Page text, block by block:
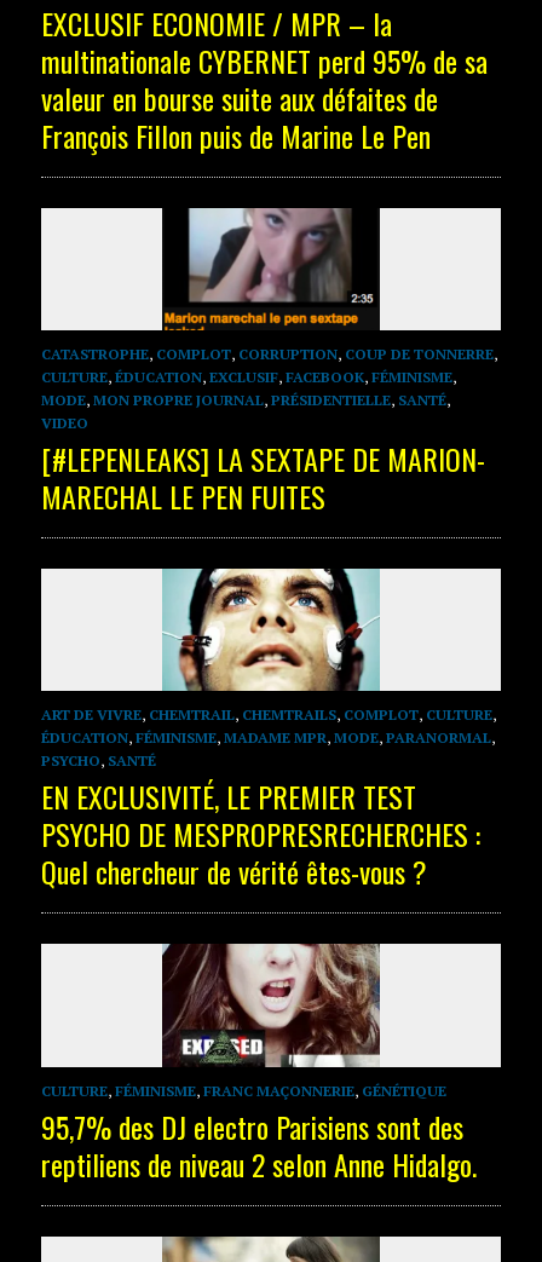
EXCLUSIF ECONOMIE / MPR – la
multinationale CYBERNET perd 95% de sa
valeur en bourse suite aux défaites de
François Fillon puis de Marine Le Pen
CATASTROPHE, COMPLOT, CORRUPTION, COUP DE TONNERRE,
CULTURE, ÉDUCATION, EXCLUSIF, FACEBOOK, FÉMINISME,
MODE, MON PROPRE JOURNAL, PRÉSIDENTIELLE, SANTÉ,
VIDEO
[#LEPENLEAKS] LA SEXTAPE DE MARION-
MARECHAL LE PEN FUITES
ART DE VIVRE, CHEMTRAIL, CHEMTRAILS, COMPLOT, CULTURE,
ÉDUCATION, FÉMINISME, MADAME MPR, MODE, PARANORMAL,
PSYCHO, SANTÉ
EN EXCLUSIVITÉ, LE PREMIER TEST
PSYCHO DE MESPROPRESRECHERCHES :
Quel chercheur de vérité êtes-vous ?
CULTURE, FÉMINISME, FRANC MAÇONNERIE, GÉNÉTIQUE
95,7% des DJ electro Parisiens sont des
reptiliens de niveau 2 selon Anne Hidalgo.